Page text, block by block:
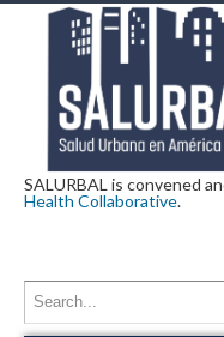
SALURBAL is convened
Health Collaborative.